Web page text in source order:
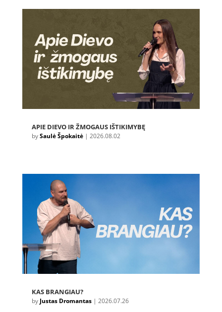
APIE DIEVO IR ŽMOGAUS IŠTIKIMYBĘ
bySaulė Špokaitė| 2026.08.02
KAS BRANGIAU?
by Justas Dromantas| 2026.07.26